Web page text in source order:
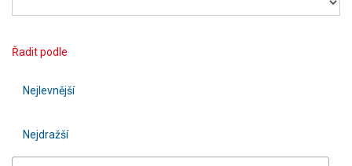
Řadit podle
Nejlevnější
Nejdražší